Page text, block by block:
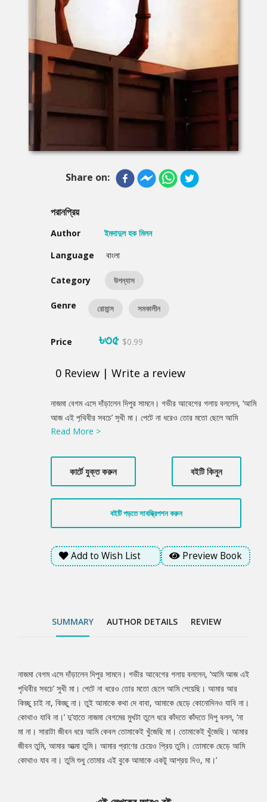
Share on:
পরানপ্রিয়
Author
ইমদাদুল হক মিলন
Language
বাংলা
Category উপন্যাস
Genre রোমান্স সমকালীন
Price ৳৩৫ $0.99
0 Review | Write a review
Summery
নাজমা বেগম এসে দাঁড়ালেন দিপুর সামনে। গভীর আবেগের গলায় বললেন, ‘আমি
আজ এই পৃথিবীর সবচে’ সুখী মা। পেটে না ধরেও তোর মতো ছেলে আমি
পেয়েছি। আমার আর কিচ্ছু চাই না, কিচ্ছু না। তুই আমাকে কথা দে বাবা,
মুখটা তুলে ধরে কাঁদতে কাঁদতে দিপু বলল, ‘না মা না। সারাটা জীবন ধরে আমি
কেবল তোমাকেই খুঁজেছি মা। তোমাকেই খুঁজেছি। আমার জীবন তুমি, আমার
আত্মা তুমি। আমার প্রাণের চেয়েও প্রিয় তুমি। তোমাকে ছেড়ে আমি কোথাও
যাব না। তুমি শুধু তোমার এই বুকে আমাকে একটু আশ্রয় দিও, মা।’
Read More >
কার্টে যুক্ত করুন বইটি কিনুন
বইটি পড়তে সাবস্ক্রিপশন করুন
Add to Wish List Preview Book
SUMMARY AUTHOR DETAILS REVIEW
Tab
Article
নাজমা বেগম এসে দাঁড়ালেন দিপুর সামনে। গভীর আবেগের গলায় বললেন, ‘আমি আজ এই
পৃথিবীর সবচে’ সুখী মা। পেটে না ধরেও তোর মতো ছেলে আমি পেয়েছি। আমার আর
কিচ্ছু চাই না, কিচ্ছু না। তুই আমাকে কথা দে বাবা, আমাকে ছেড়ে কোনোদিনও যাবি না।
কোথাও যাবি না।’ দু’হাতে নাজমা বেগমের মুখটা তুলে ধরে কাঁদতে কাঁদতে দিপু বলল, ‘না
মা না। সারাটা জীবন ধরে আমি কেবল তোমাকেই খুঁজেছি মা। তোমাকেই খুঁজেছি। আমার
জীবন তুমি, আমার আত্মা তুমি। আমার প্রাণের চেয়েও প্রিয় তুমি। তোমাকে ছেড়ে আমি
কোথাও যাব না। তুমি শুধু তোমার এই বুকে আমাকে একটু আশ্রয় দিও, মা।’